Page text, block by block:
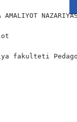
fakulteti